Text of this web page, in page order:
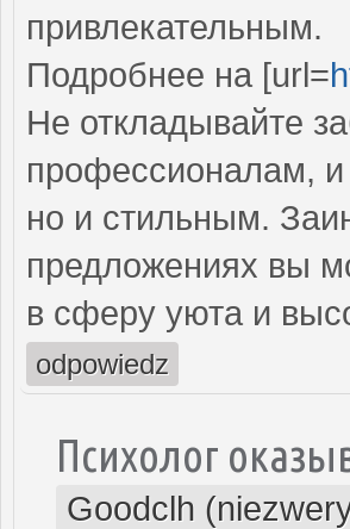
привлекательным.
Подробнее на [url=
Не откладывайте
профессионалам,
но и стильным.
предложениях вы
в сферу уюта и
odpowiedz
Психолог
Goodclh